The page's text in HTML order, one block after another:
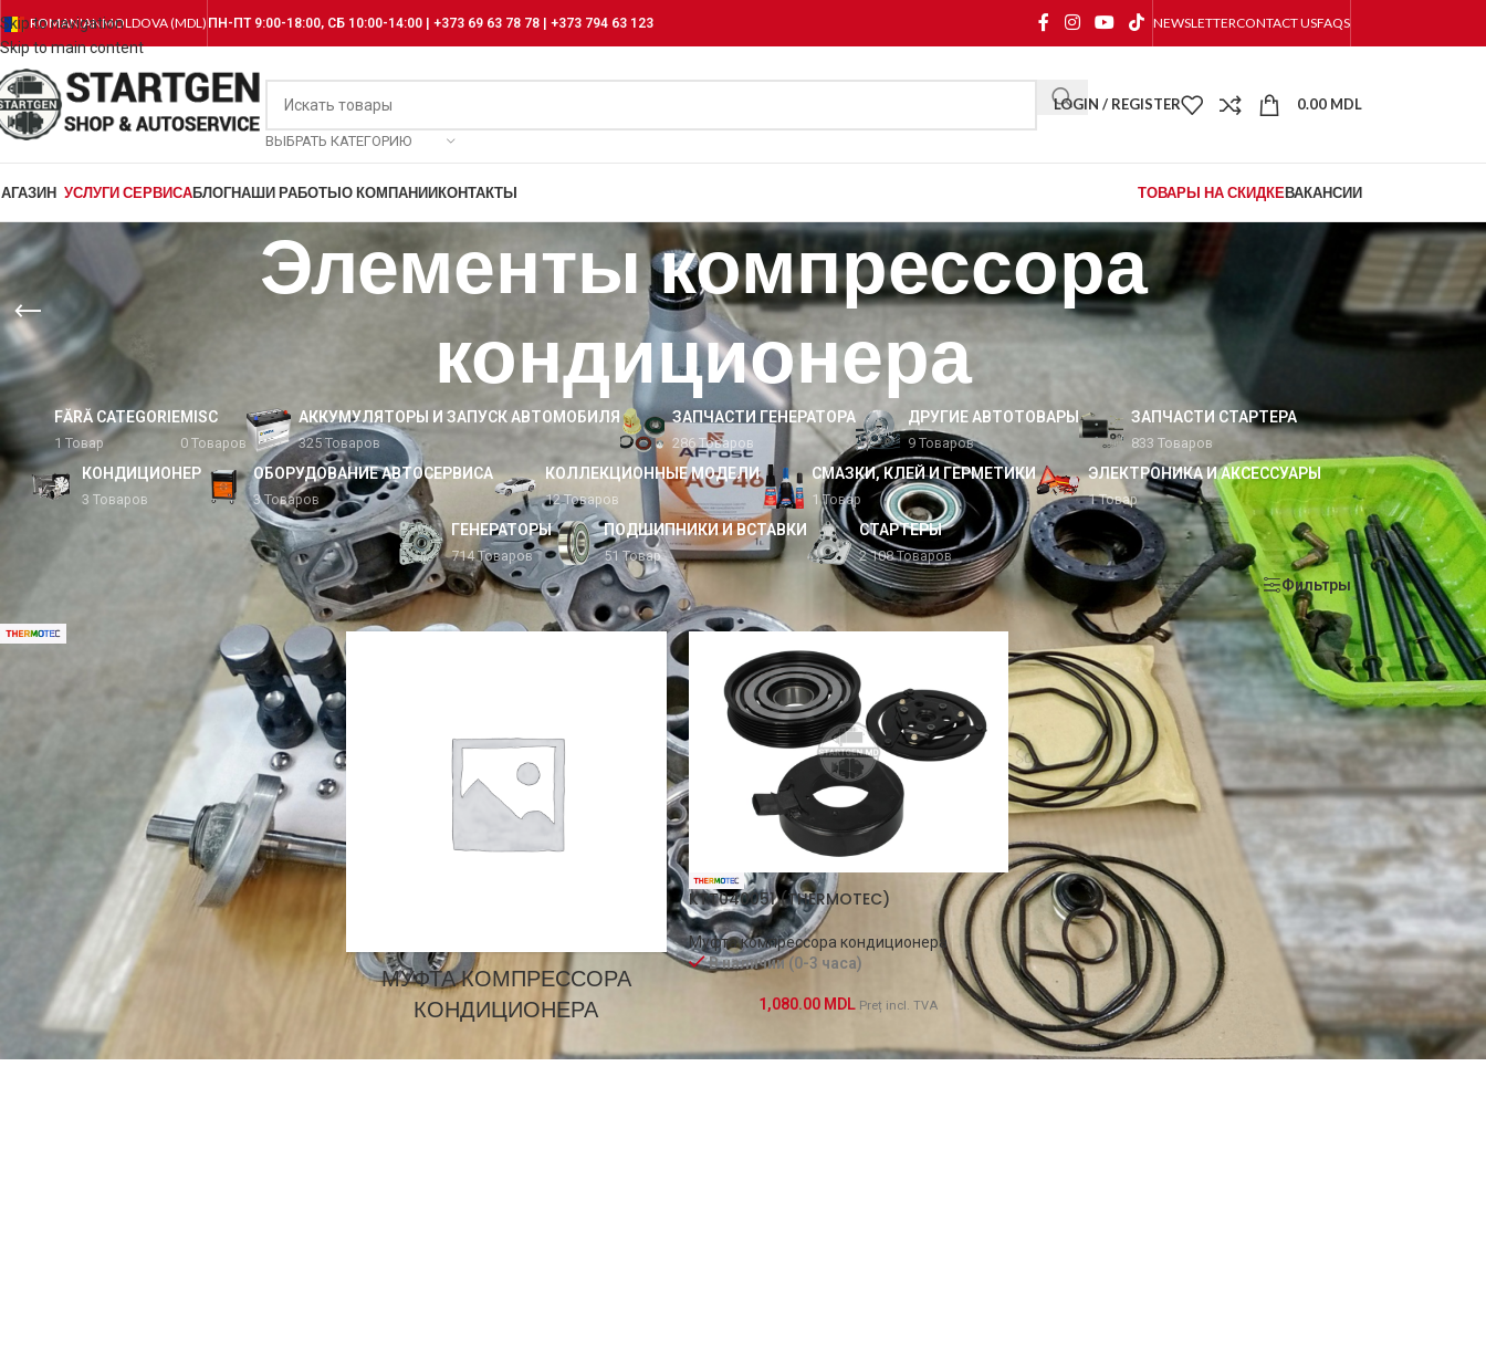
Skip to navigation
Skip to main content
ROMANIANMOLDOVA (MDL) ПН-ПТ 9:00-18:00, СБ 10:00-14:00 | +373 69 63 78 78 | +373 794 63 123 NEWSLETTERCONTACT USFAQS
ВЫБРАТЬ КАТЕГОРИЮ
LOGIN / REGISTER 0.00 MDL
УСЛУГИ СЕРВИСАБЛОГНАШИ РАБОТЫО КОМПАНИИКОНТАКТЫ ТОВАРЫ НА СКИДКЕВАКАНСИИ
Элементы компрессора
кондиционера
FĂRĂ CATEGORIE
1 Товар
MISC
0 Товаров
АККУМУЛЯТОРЫ И ЗАПУСК АВТОМОБИЛЯ
325 Товаров
ЗАПЧАСТИ ГЕНЕРАТОРА
286 Товаров
ДРУГИЕ АВТОТОВАРЫ
9 Товаров
ЗАПЧАСТИ СТАРТЕРА
833 Товаров
КОНДИЦИОНЕР
3 Товаров
ОБОРУДОВАНИЕ АВТОСЕРВИСА
3 Товаров
КОЛЛЕКЦИОННЫЕ МОДЕЛИ
12 Товаров
СМАЗКИ, КЛЕЙ И ГЕРМЕТИКИ
1 Товар
ЭЛЕКТРОНИКА И АКСЕССУАРЫ
1 Товар
ГЕНЕРАТОРЫ
714 Товаров
ПОДШИПНИКИ И ВСТАВКИ
51 Товар
СТАРТЕРЫ
2 108 Товаров
БРЕНД
1
СТАТУС ТОВАРА
В наличии (0-3 часа)
Главная/Кондиционер/Элементы компрессора кондиционера Показать 12 18 24 Фильтры
МУФТА КОМПРЕССОРА
КОНДИЦИОНЕРА
KTT040051 (THERMOTEC)
Муфта компрессора кондиционера
В наличии (0-3 часа)
1,080.00 MDL Preț incl. TVA